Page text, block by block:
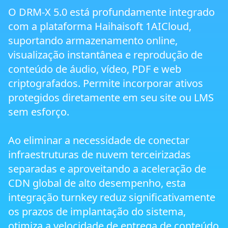
Navegador Seguro de Próxima Geração
ZJGet
Smart Prevent Screen Recording
Restrições de Saída de Display e Proteção
Multi-Tela
Proteção Triple Watermark
Proteção de Máquina Virtual e Cloud PC
DRM Cross-Platform
O DRM-X 5.0 está profundamente integrado
com a plataforma Haihaisoft 1AICloud,
suportando armazenamento online,
visualização instantânea e reprodução de
conteúdo de áudio, vídeo, PDF e web
criptografados. Permite incorporar ativos
protegidos diretamente em seu site ou LMS
sem esforço.
Ao eliminar a necessidade de conectar
infraestruturas de nuvem terceirizadas
separadas e aproveitando a aceleração de
CDN global de alto desempenho, esta
integração turnkey reduz significativamente
os prazos de implantação do sistema,